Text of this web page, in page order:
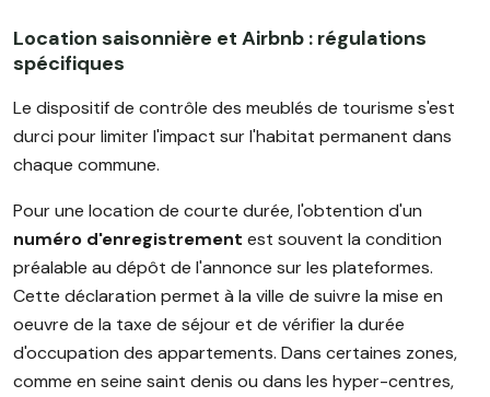
Location saisonnière et Airbnb : régulations
spécifiques
Le dispositif de contrôle des meublés de tourisme s'est
durci pour limiter l'impact sur l'habitat permanent dans
chaque commune.
Pour une location de courte durée, l'obtention d'un
numéro d'enregistrement est souvent la condition
préalable au dépôt de l'annonce sur les plateformes.
Cette déclaration permet à la ville de suivre la mise en
oeuvre de la taxe de séjour et de vérifier la durée
d'occupation des appartements. Dans certaines zones,
comme en seine saint denis ou dans les hyper-centres,